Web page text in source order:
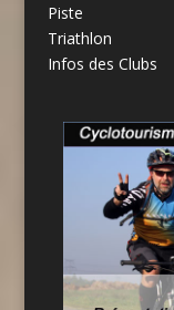
Piste
Triathlon
Infos des Clubs